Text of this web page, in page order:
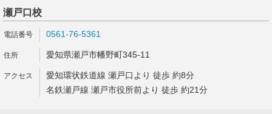
瀬戸口校
0561-76-5361
愛知県瀬戸市幡野町345-11
愛知環状鉄道線 瀬戸口より 徒歩 約8分
名鉄瀬戸線 瀬戸市役所前より 徒歩 約21分